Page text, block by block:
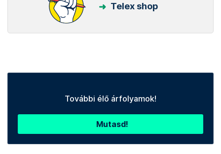
Telex shop
További élő árfolyamok!
Mutasd!